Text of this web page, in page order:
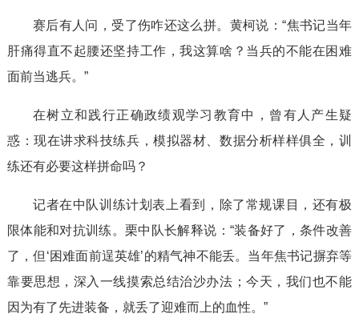
赛后有人问，受了伤咋还这么拼。黄柯说：“焦书记当年
肝痛得直不起腰还坚持工作，我这算啥？当兵的不能在困难
面前当逃兵。”
在树立和践行正确政绩观学习教育中，曾有人产生疑
惑：现在讲求科技练兵，模拟器材、数据分析样样俱全，训
练还有必要这样拼命吗？
记者在中队训练计划表上看到，除了常规课目，还有极
限体能和对抗训练。栗中队长解释说：“装备好了，条件改善
了，但‘困难面前逞英雄’的精气神不能丢。当年焦书记摒弃等
靠要思想，深入一线摸索总结治沙办法；今天，我们也不能
因为有了先进装备，就丢了迎难而上的血性。”